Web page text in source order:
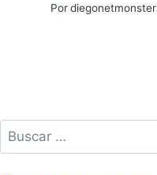
Por
Buscar: